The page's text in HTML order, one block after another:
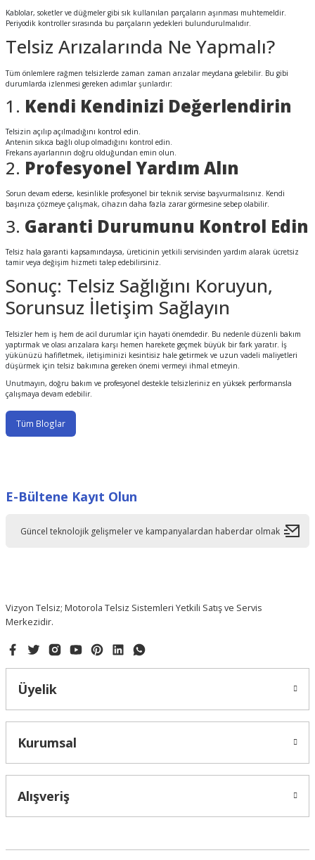
Kablolar, soketler ve düğmeler gibi sık kullanılan parçaların aşınması muhtemeldir.
Periyodik kontroller sırasında bu parçaların yedekleri bulundurulmalıdır.
Telsiz Arızalarında Ne Yapmalı?
Tüm önlemlere rağmen telsizlerde zaman zaman arızalar meydana gelebilir. Bu gibi
durumlarda izlenmesi gereken adımlar şunlardır:
1. Kendi Kendinizi Değerlendirin
Telsizin açılıp açılmadığını kontrol edin.
Antenin sıkıca bağlı olup olmadığını kontrol edin.
Frekans ayarlarının doğru olduğundan emin olun.
2. Profesyonel Yardım Alın
Sorun devam ederse, kesinlikle profesyonel bir teknik servise başvurmalısınız. Kendi
başınıza çözmeye çalışmak, cihazın daha fazla zarar görmesine sebep olabilir.
3. Garanti Durumunu Kontrol Edin
Telsiz hala garanti kapsamındaysa, üreticinin yetkili servisinden yardım alarak ücretsiz
tamir veya değişim hizmeti talep edebilirsiniz.
Sonuç: Telsiz Sağlığını Koruyun,
Sorunsuz İletişim Sağlayın
Telsizler hem iş hem de acil durumlar için hayati önemdedir. Bu nedenle düzenli bakım
yaptırmak ve olası arızalara karşı hemen harekete geçmek büyük bir fark yaratır. İş
yükünüzü hafifletmek, iletişiminizi kesintisiz hale getirmek ve uzun vadeli maliyetleri
düşürmek için telsiz bakımına gereken önemi vermeyi ihmal etmeyin.
Unutmayın, doğru bakım ve profesyonel destekle telsizleriniz en yüksek performansla
çalışmaya devam edebilir.
Tüm Bloglar
E-Bültene Kayıt Olun
Vizyon Telsiz; Motorola Telsiz Sistemleri Yetkili Satış ve Servis
Merkezidir.
Üyelik
Kurumsal
Alışveriş